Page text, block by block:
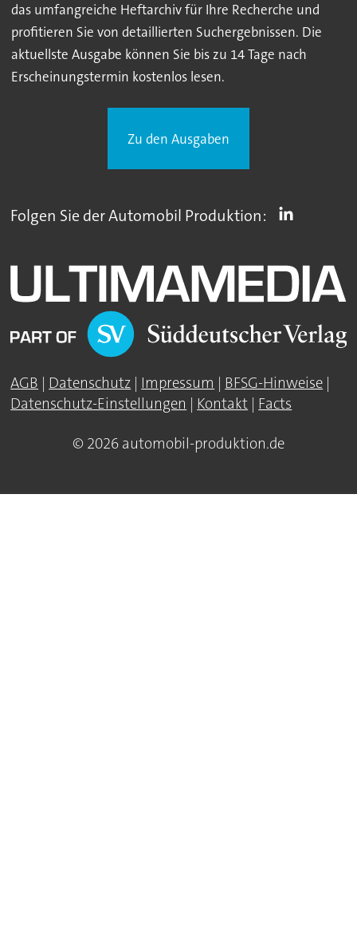
das umfangreiche Heftarchiv für Ihre Recherche und
profitieren Sie von detaillierten Suchergebnissen. Die
aktuellste Ausgabe können Sie bis zu 14 Tage nach
Erscheinungstermin kostenlos lesen.
Zu den Ausgaben
Folgen Sie der Automobil Produktion:
AGB | Datenschutz | Impressum | BFSG-Hinweise |
Datenschutz-Einstellungen | Kontakt | Facts
© 2026 automobil-produktion.de